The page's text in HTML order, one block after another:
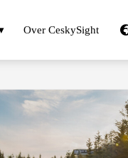
Over CeskySight